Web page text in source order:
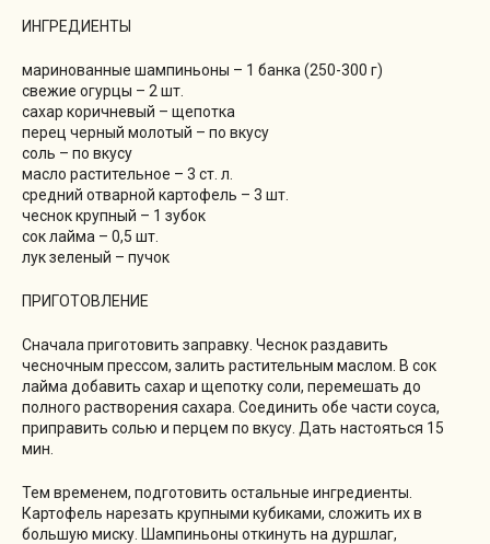
ИНГРЕДИЕНТЫ
маринованные шампиньоны – 1 банка (250-300 г)
свежие огурцы – 2 шт.
сахар коричневый – щепотка
перец черный молотый – по вкусу
соль – по вкусу
масло растительное – 3 ст. л.
средний отварной картофель – 3 шт.
чеснок крупный – 1 зубок
сок лайма – 0,5 шт.
лук зеленый – пучок
ПРИГОТОВЛЕНИЕ
Сначала приготовить заправку. Чеснок раздавить
чесночным прессом, залить растительным маслом. В сок
лайма добавить сахар и щепотку соли, перемешать до
полного растворения сахара. Соединить обе части соуса,
приправить солью и перцем по вкусу. Дать настояться 15
мин.
Тем временем, подготовить остальные ингредиенты.
Картофель нарезать крупными кубиками, сложить их в
большую миску. Шампиньоны откинуть на дуршлаг,